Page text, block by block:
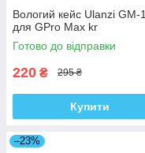
Вологий кейс Ulanzi GM-1
для GPro Max kr
Готово до відправки
220 ₴ 295 ₴
Купити
–23%